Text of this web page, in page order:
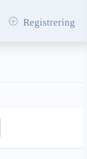
Registrering